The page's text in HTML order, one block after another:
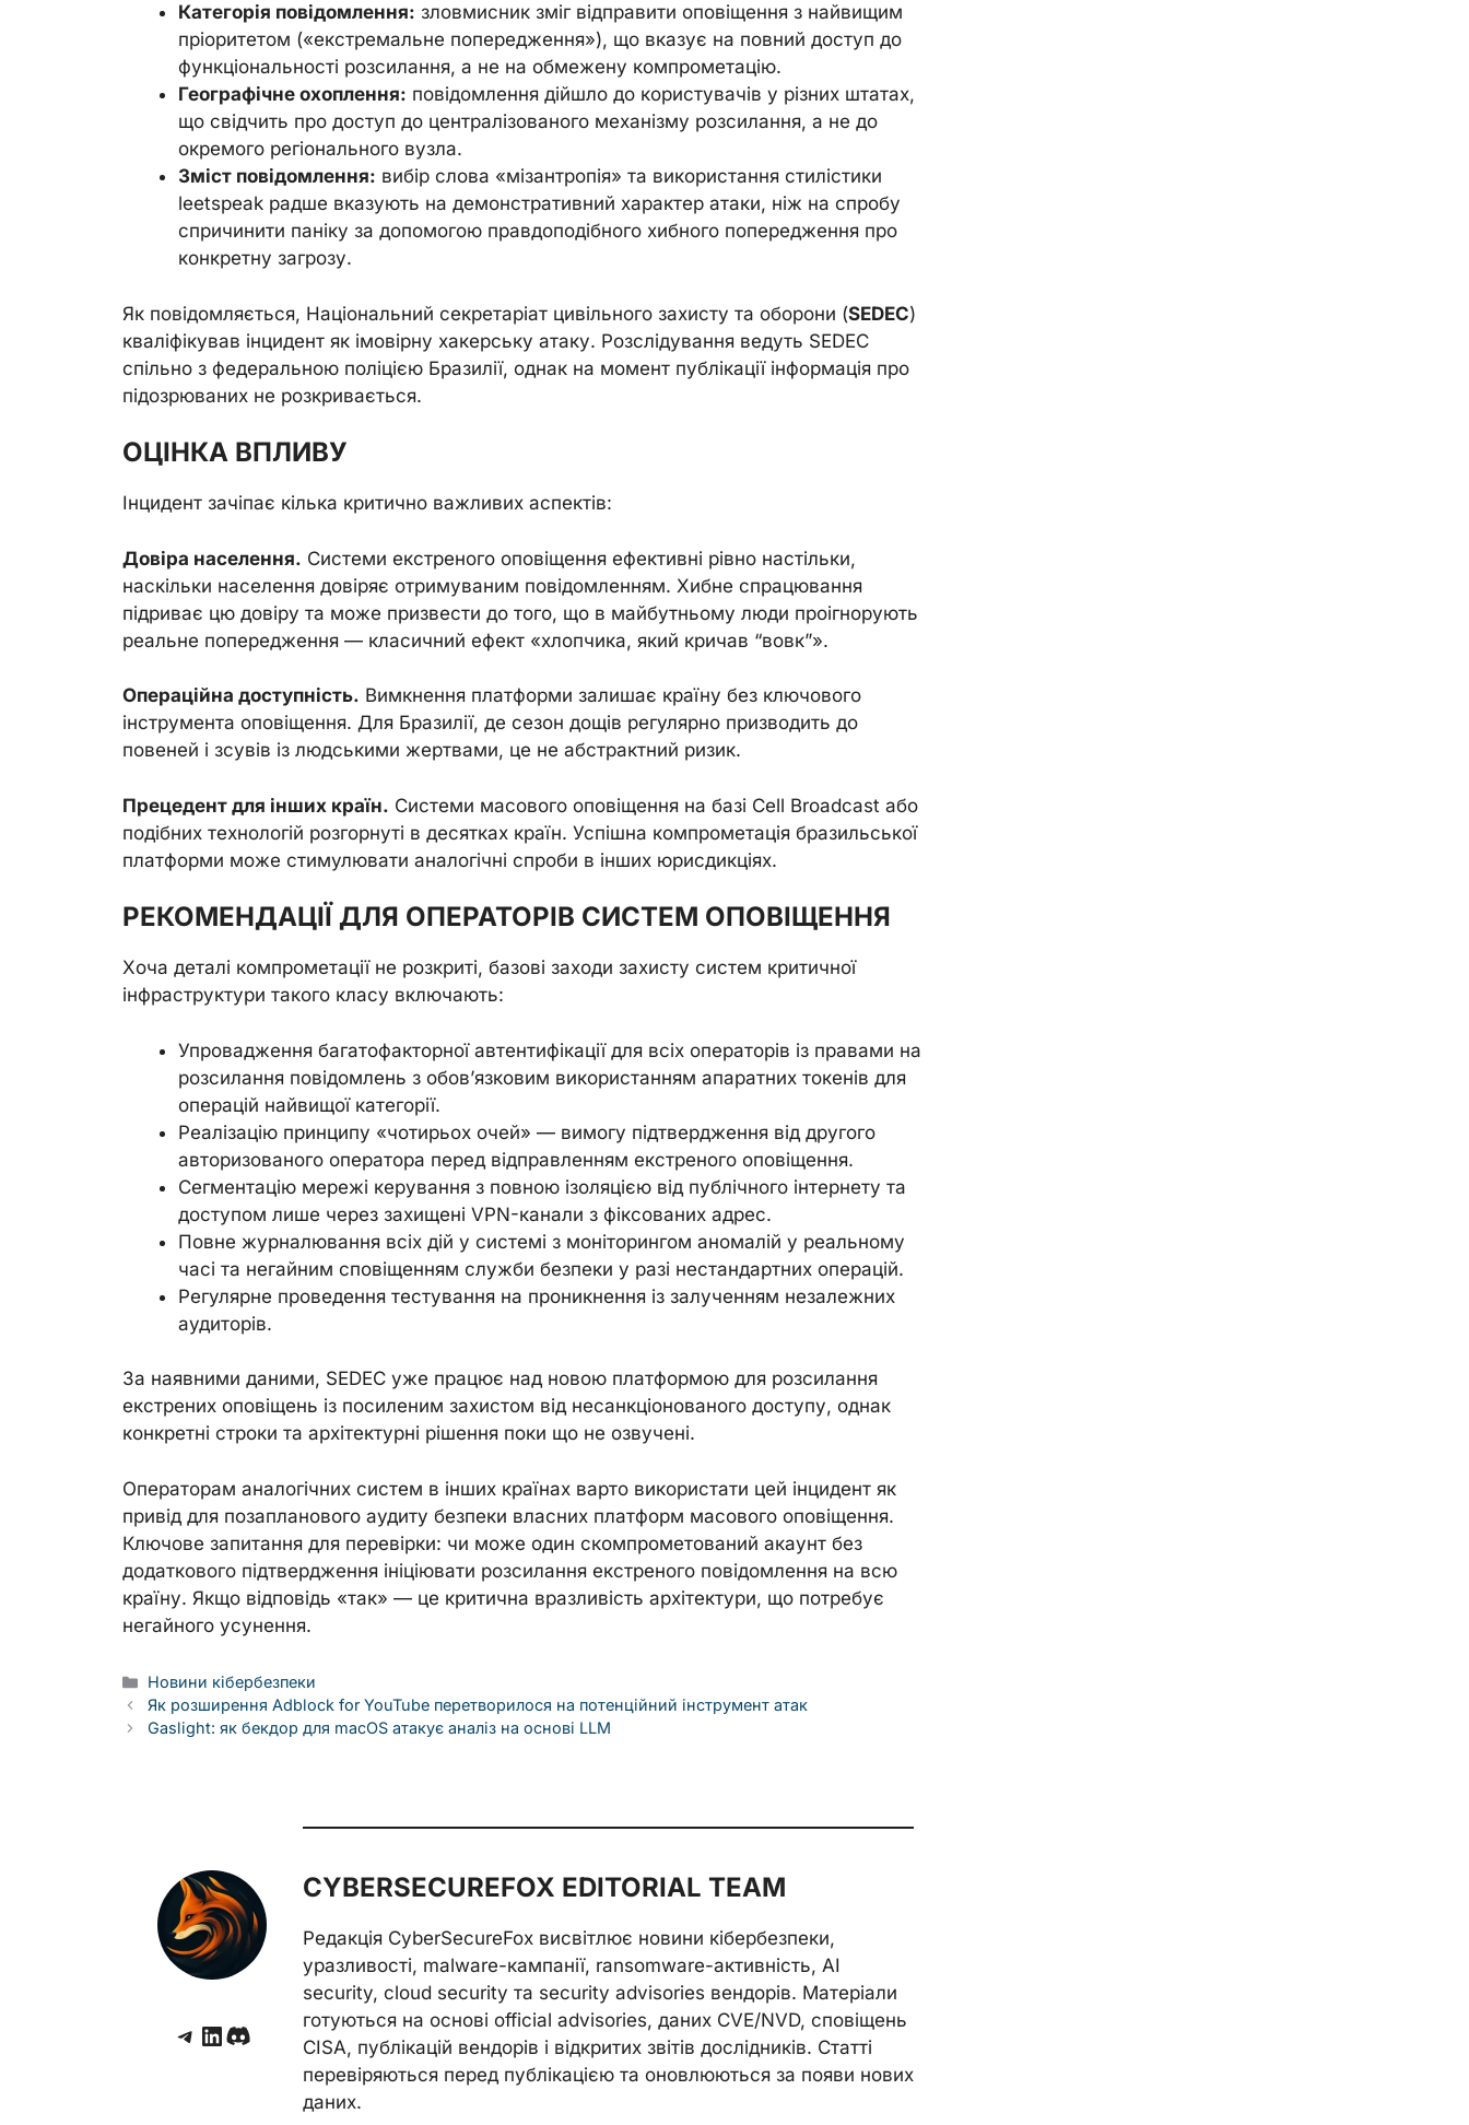
Категорія повідомлення: зловмисник зміг відправити оповіщення з найвищим
пріоритетом («екстремальне попередження»), що вказує на повний доступ до
функціональності розсилання, а не на обмежену компрометацію.
Географічне охоплення: повідомлення дійшло до користувачів у різних штатах,
що свідчить про доступ до централізованого механізму розсилання, а не до
окремого регіонального вузла.
Зміст повідомлення: вибір слова «мізантропія» та використання стилістики
leetspeak радше вказують на демонстративний характер атаки, ніж на спробу
спричинити паніку за допомогою правдоподібного хибного попередження про
конкретну загрозу.
Як повідомляється, Національний секретаріат цивільного захисту та оборони (SEDEC)
кваліфікував інцидент як імовірну хакерську атаку. Розслідування ведуть SEDEC
спільно з федеральною поліцією Бразилії, однак на момент публікації інформація про
підозрюваних не розкривається.
ОЦІНКА ВПЛИВУ
Інцидент зачіпає кілька критично важливих аспектів:
Довіра населення. Системи екстреного оповіщення ефективні рівно настільки,
наскільки населення довіряє отримуваним повідомленням. Хибне спрацювання
підриває цю довіру та може призвести до того, що в майбутньому люди проігнорують
реальне попередження — класичний ефект «хлопчика, який кричав “вовк”».
Операційна доступність. Вимкнення платформи залишає країну без ключового
інструмента оповіщення. Для Бразилії, де сезон дощів регулярно призводить до
повеней і зсувів із людськими жертвами, це не абстрактний ризик.
Прецедент для інших країн. Системи масового оповіщення на базі Cell Broadcast або
подібних технологій розгорнуті в десятках країн. Успішна компрометація бразильської
платформи може стимулювати аналогічні спроби в інших юрисдикціях.
РЕКОМЕНДАЦІЇ ДЛЯ ОПЕРАТОРІВ СИСТЕМ ОПОВІЩЕННЯ
Хоча деталі компрометації не розкриті, базові заходи захисту систем критичної
інфраструктури такого класу включають:
Упровадження багатофакторної автентифікації для всіх операторів із правами на
розсилання повідомлень з обов’язковим використанням апаратних токенів для
операцій найвищої категорії.
Реалізацію принципу «чотирьох очей» — вимогу підтвердження від другого
авторизованого оператора перед відправленням екстреного оповіщення.
Сегментацію мережі керування з повною ізоляцією від публічного інтернету та
доступом лише через захищені VPN-канали з фіксованих адрес.
Повне журналювання всіх дій у системі з моніторингом аномалій у реальному
часі та негайним сповіщенням служби безпеки у разі нестандартних операцій.
Регулярне проведення тестування на проникнення із залученням незалежних
аудиторів.
За наявними даними, SEDEC уже працює над новою платформою для розсилання
екстрених оповіщень із посиленим захистом від несанкціонованого доступу, однак
конкретні строки та архітектурні рішення поки що не озвучені.
Операторам аналогічних систем в інших країнах варто використати цей інцидент як
привід для позапланового аудиту безпеки власних платформ масового оповіщення.
Ключове запитання для перевірки: чи може один скомпрометований акаунт без
додаткового підтвердження ініціювати розсилання екстреного повідомлення на всю
країну. Якщо відповідь «так» — це критична вразливість архітектури, що потребує
негайного усунення.
Categories
Новини кібербезпеки
Як розширення Adblock for YouTube перетворилося на потенційний інструмент атак
Gaslight: як бекдор для macOS атакує аналіз на основі LLM
Telegram
LinkedIn
Discord
CYBERSECUREFOX EDITORIAL TEAM
Редакція CyberSecureFox висвітлює новини кібербезпеки,
уразливості, malware-кампанії, ransomware-активність, AI
security, cloud security та security advisories вендорів. Матеріали
готуються на основі official advisories, даних CVE/NVD, сповіщень
CISA, публікацій вендорів і відкритих звітів дослідників. Статті
перевіряються перед публікацією та оновлюються за появи нових
даних.